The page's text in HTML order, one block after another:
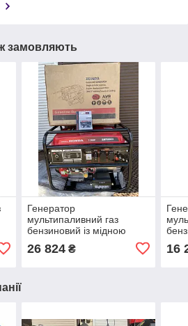
замовляють
Генератор
мультипаливний газ
бензиновий із мідною
електростартером HONDA
26 824₴ 16